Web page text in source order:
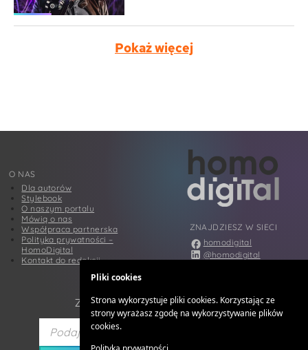
Pokaż więcej
ZAPISZ SIĘ DO NEWSLETTERA
O NAS
Dla autorów
Stylebook
O naszym portalu
Mówią o nas
Współpraca partnerska
Polityka prywatności –
HomoDigital
Kontakt do redakcji
ZNAJDZIESZ W SIECI
homodigital
@homodigital
Pliki cookies
Strona wykorzystuje pliki cookies. Korzystając ze
strony wyrażasz zgodę na wykorzystywanie plików
cookies.